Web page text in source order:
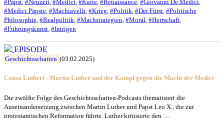
#Papst #Neuzeit #Medici #Kurie #Renaissance #Giovanni De Medici
#Medici Päpste #Machiavelli #Krieg #Politik #Der Fürst #Politische
Philosophie #Realpolitik #Machstrategien #Moral #Herrschaft
#Führungskunst #Intrigen
EPISODE
Geschichtsschatten (03.02.2025)
Causa Lutheri - Martin Luther und der Kampf gegen die Macht der Medici
Die zwölfte Folge des Geschichtsschatten-Podcasts thematisiert die
Auseinandersetzung zwischen Martin Luther und Papst Leo X., die zur
protestantischen Reformation führte. Luther kritisierte den …